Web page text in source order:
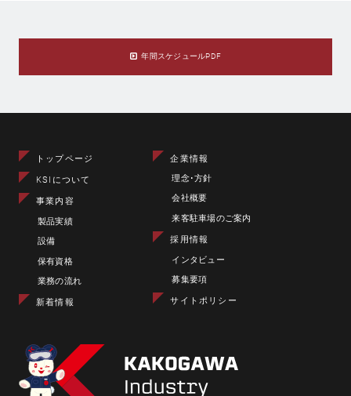
年間スケジュールPDF
トップページ
KSIについて
事業内容
製品実績
設備
保有資格
業務の流れ
新着情報
企業情報
理念･方針
会社概要
来客駐車場のご案内
採用情報
インタビュー
募集要項
サイトポリシー